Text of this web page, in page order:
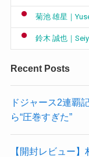
菊池 雄星｜
鈴木 誠也｜
Recent Posts
ドジャース2連覇
ら“圧巻すぎた”
【開封レビュー